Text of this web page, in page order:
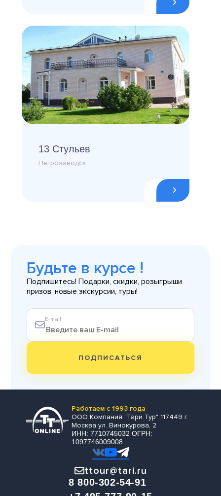
13 Стульев
Петрозаводск
Будьте в курсе !
Подпишитесь! Подарки, скидки, розыгрыши
призов, новые экскурсии, туры!
E-mail
ПОДПИСАТЬСЯ
Работаем с 1993 года
ООО Компания "Тари Тур" 117449 г.
Москва ул. Винокурова, 2
ИНН: 7710745032 ОГРН:
1097746009008
ttour@tari.ru
8 800-302-54-91